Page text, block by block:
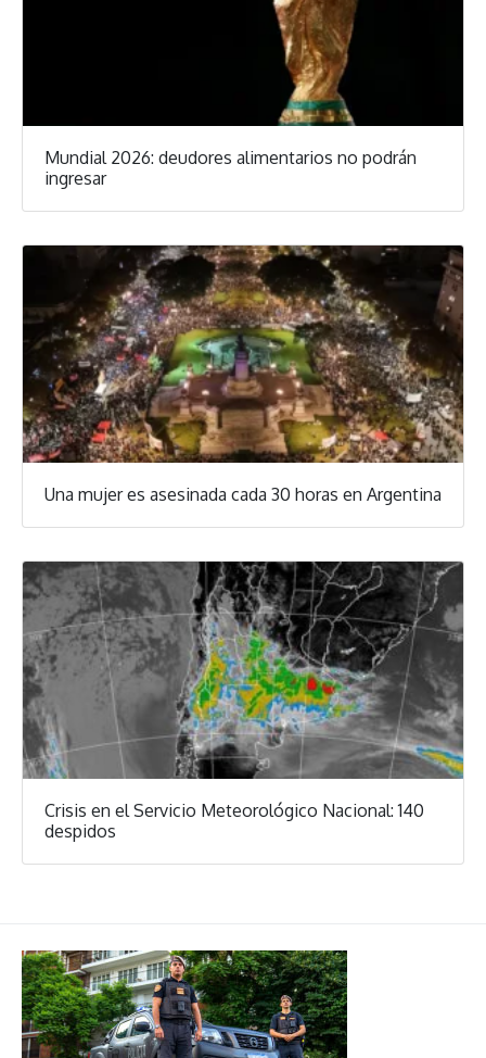
Mundial 2026: deudores alimentarios no podrán
ingresar
Una mujer es asesinada cada 30 horas en Argentina
Crisis en el Servicio Meteorológico Nacional: 140
despidos